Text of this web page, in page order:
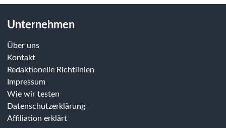
Unternehmen
Über uns
Kontakt
Redaktionelle Richtlinien
Impressum
Wie wir testen
Datenschutzerklärung
Affiliation erklärt